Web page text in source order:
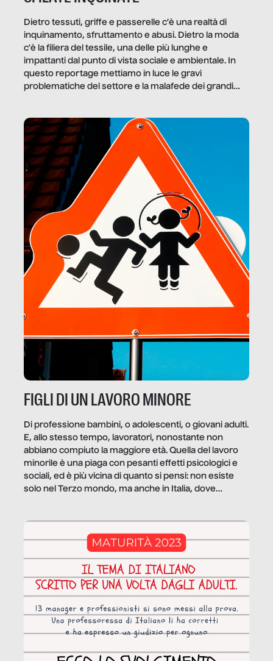
Dietro tessuti, griffe e passerelle c’è una realtà di
inquinamento, sfruttamento e abusi. Dietro la moda
c’è la filiera del tessile, una delle più lunghe e
impattanti dal punto di vista sociale e ambientale. In
questo reportage mettiamo in luce le gravi
problematiche del settore e la malafede dei grandi
FIGLI DI UN LAVORO MINORE
Di professione bambini, o adolescenti, o giovani adulti.
E, allo stesso tempo, lavoratori, nonostante non
abbiano compiuto la maggiore età. Quella del lavoro
minorile è una piaga con pesanti effetti psicologici e
sociali, ed è più vicina di quanto si pensi: non esiste
solo nel Terzo mondo, ma anche in Italia, dove